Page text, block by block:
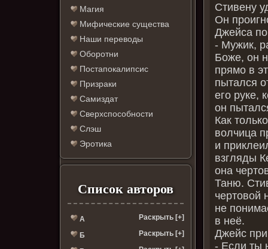
Магия
Мифические существа
Наши переводы
Оборотни
Постапокалипсис
Призраки
Самиздат
Сверхспособности
Слэш
Эротика
Список авторов
А Раскрыть [+]
Б Раскрыть [+]
Стивену
Он
Джейса по
- Мужик,
Боже, он
прямо в
пытался
его руке,
он
Как
волчица
и
взгляды
она
Таню.
чертовой
не
в неё.
Джейс
- Если ты